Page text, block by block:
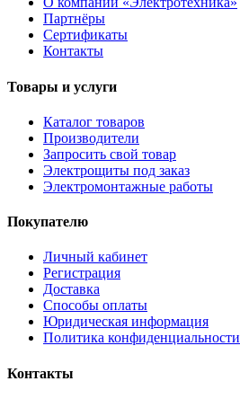
Партнёры
Сертификаты
Контакты
Товары и услуги
Каталог товаров
Производители
Запросить свой товар
Электрощиты под заказ
Электромонтажные работы
Покупателю
Личный кабинет
Регистрация
Доставка
Способы оплаты
Юридическая информация
Политика конфиденциальности
Контакты